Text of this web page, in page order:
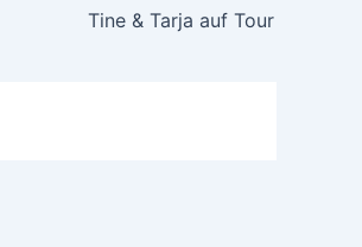
Tine & Tarja auf Tour